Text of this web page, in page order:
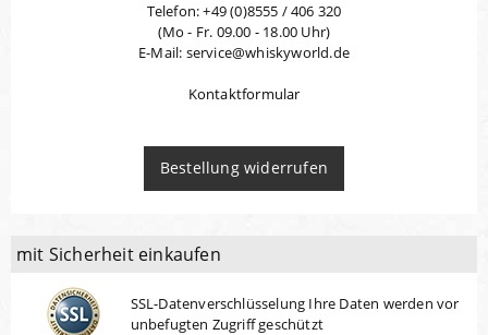
Telefon: +49 (0)8555 / 406 320
(Mo - Fr. 09.00 - 18.00 Uhr)
E-Mail: service@whiskyworld.de
Kontaktformular
Bestellung widerrufen
mit Sicherheit einkaufen
SSL-Datenverschlüsselung Ihre Daten werden vor
unbefugten Zugriff geschützt